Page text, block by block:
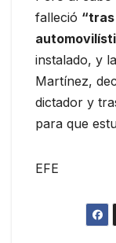
falleció
instalado, y
Martínez,
dictador y
para que
EFE